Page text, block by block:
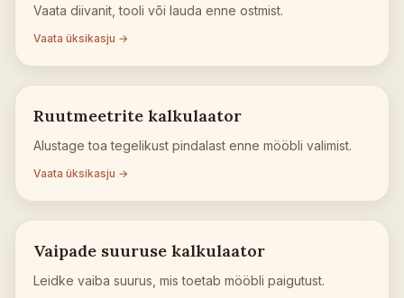
Vaata diivanit, tooli või lauda enne ostmist.
Vaata üksikasju →
Ruutmeetrite kalkulaator
Alustage toa tegelikust pindalast enne mööbli valimist.
Vaata üksikasju →
Vaipade suuruse kalkulaator
Leidke vaiba suurus, mis toetab mööbli paigutust.